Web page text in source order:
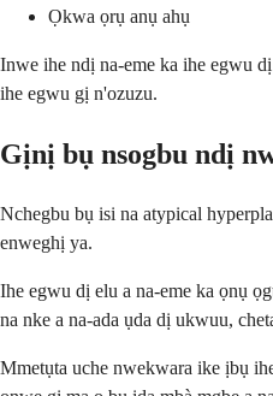
Ọkwa ọrụ anụ ahụ
Inwe ihe ndị na-eme ka ihe egwu
ihe egwu gị n'ozuzu.
Gịnị bụ nsogbu ndị
Nchegbu bụ isi na atypical
enweghị ya.
Ihe egwu dị elu a na-eme ka ọnụ
na nke a na-ada ụda dị ukwuu,
Mmetụta uche nwekwara ike ịbụ